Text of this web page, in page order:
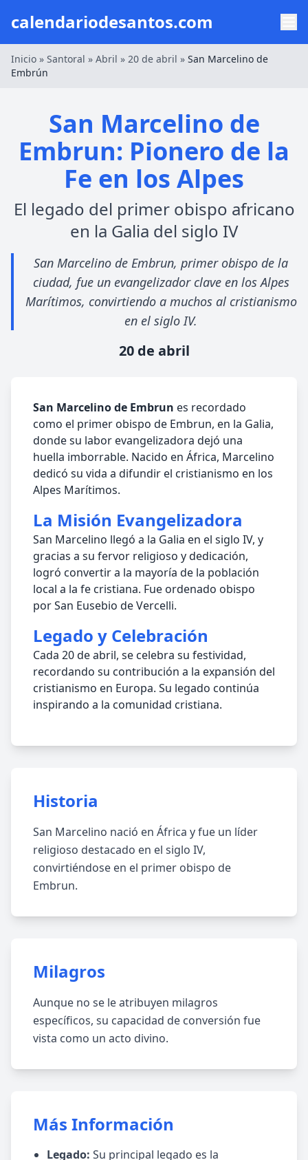
calendariodesantos.com
Inicio » Santoral » Abril » 20 de abril » San Marcelino de
Embrún
San Marcelino de
Embrun: Pionero de la
Fe en los Alpes
El legado del primer obispo africano
en la Galia del siglo IV
San Marcelino de Embrun, primer obispo de la
ciudad, fue un evangelizador clave en los Alpes
Marítimos, convirtiendo a muchos al cristianismo
en el siglo IV.
20 de abril
San Marcelino de Embrun es recordado
como el primer obispo de Embrun, en la Galia,
donde su labor evangelizadora dejó una
huella imborrable. Nacido en África, Marcelino
dedicó su vida a difundir el cristianismo en los
Alpes Marítimos.
La Misión Evangelizadora
San Marcelino llegó a la Galia en el siglo IV, y
gracias a su fervor religioso y dedicación,
logró convertir a la mayoría de la población
local a la fe cristiana. Fue ordenado obispo
por San Eusebio de Vercelli.
Legado y Celebración
Cada 20 de abril, se celebra su festividad,
recordando su contribución a la expansión del
cristianismo en Europa. Su legado continúa
inspirando a la comunidad cristiana.
Historia
San Marcelino nació en África y fue un líder
religioso destacado en el siglo IV,
convirtiéndose en el primer obispo de
Embrun.
Milagros
Aunque no se le atribuyen milagros
específicos, su capacidad de conversión fue
vista como un acto divino.
Más Información
Legado: Su principal legado es la